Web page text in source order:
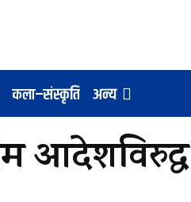
कला–संस्कृति अन्य
आदेशविरुद्ध